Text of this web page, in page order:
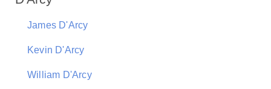
James D'Arcy
Kevin D'Arcy
William D'Arcy